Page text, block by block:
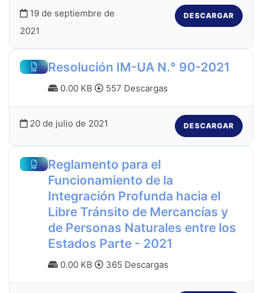
19 de septiembre de
2021
DESCARGAR
Resolución IM-UA N.° 90-2021
0.00 KB 557 Descargas
20 de julio de 2021 DESCARGAR
Reglamento para el
Funcionamiento de la
Integración Profunda hacia el
Libre Tránsito de Mercancías y
de Personas Naturales entre los
Estados Parte - 2021
0.00 KB 365 Descargas